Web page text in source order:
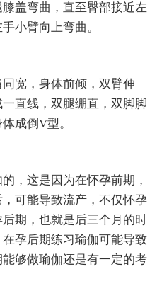
膝盖弯曲，直至臀部接近左
小臂向上弯曲。
宽，身体前倾，双臂伸
直线，双腿绷直，双脚脚
成倒V型。
，这是因为在怀孕前期，
可能导致流产，不仅怀孕
期，也就是后三个月的时
孕后期练习瑜伽可能导致
够做瑜伽还是有一定的考